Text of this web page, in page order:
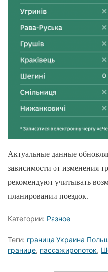
Актуальные данные
зависимости от изменения
рекомендуют учитывать
планировании поездок.
Категории: Разное
Теги: граница Украина
границе, пассажиропоток,